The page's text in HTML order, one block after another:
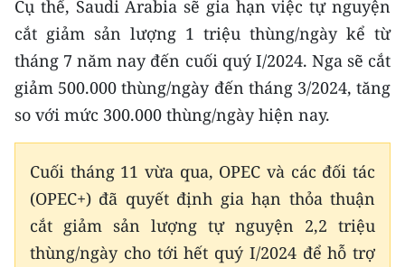
RADIO
MEDIA CENTER
Video
Media Chính trị
Media Kinh tế
Cụ thể, Saudi Arabia sẽ gia hạn việc tự nguyện
cắt giảm sản lượng 1 triệu thùng/ngày kể từ
tháng 7 năm nay đến cuối quý I/2024. Nga sẽ cắt
giảm 500.000 thùng/ngày đến tháng 3/2024, tăng
so với mức 300.000 thùng/ngày hiện nay.
Cuối tháng 11 vừa qua, OPEC và các đối tác
(OPEC+) đã quyết định gia hạn thỏa thuận
cắt giảm sản lượng tự nguyện 2,2 triệu
thùng/ngày cho tới hết quý I/2024 để hỗ trợ